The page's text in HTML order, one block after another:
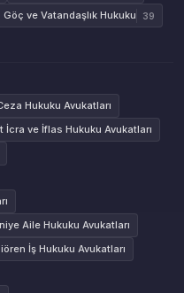
Göç ve Vatandaşlık Hukuku 39
Hukuku Avukatları
İcra ve İflas Hukuku Avukatları
Aile Hukuku Avukatları
İş Hukuku Avukatları